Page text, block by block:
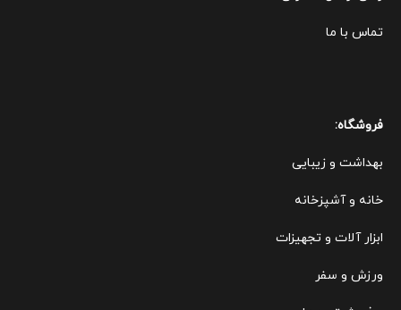
تماس با ما
فروشگاه:
بهداشت و زیبایی
خانه و آشپزخانه
ابزار آلات و تجهیزات
ورزش و سفر